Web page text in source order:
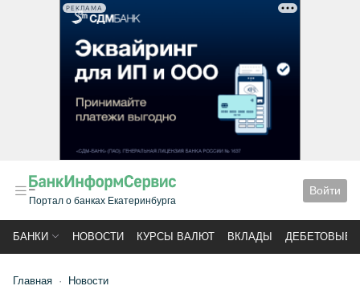
РЕКЛАМА
Портал о банках Екатеринбурга
Войти
БАНКИ НОВОСТИ КУРСЫ ВАЛЮТ ВКЛАДЫ ДЕБЕТОВЫЕ
Главная Новости